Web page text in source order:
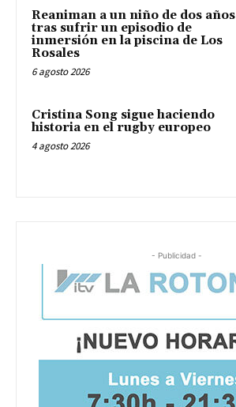
Reaniman a un niño de dos años
tras sufrir un episodio de
inmersión en la piscina de Los
Rosales
6 agosto 2026
Cristina Song sigue haciendo
historia en el rugby europeo
4 agosto 2026
- Publicidad -